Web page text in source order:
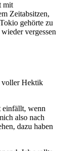
mit
Zeitabsitzen,
gehörte zu
vergessen
voller Hektik
einfällt, wenn
also nach
dazu haben